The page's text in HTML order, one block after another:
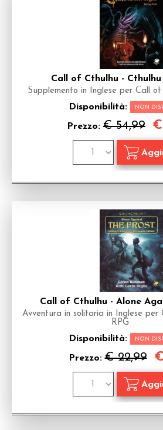
Call of Cthulhu -
Supplemento in Inglese per Call of
Disponibilità: NON
Prezzo: € 54,99 €
Call of Cthulhu - Alone
Avventura in solitaria in Inglese per
RPG
Disponibilità: NON
Prezzo:€ 22,99 €